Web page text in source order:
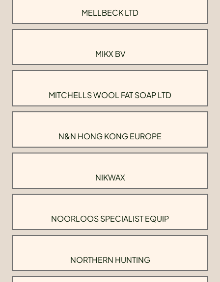
MELLBECK LTD
MIKX BV
MITCHELLS WOOL FAT SOAP LTD
N&N HONG KONG EUROPE
NIKWAX
NOORLOOS SPECIALIST EQUIP
NORTHERN HUNTING